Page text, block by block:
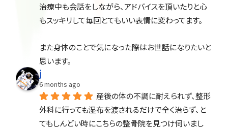
治療中も会話をしながら、アドバイスを頂いたりと心
もスッキリして毎回とてもいい表情に変わってます。
また身体のことで気になった際はお世話になりたいと
思います。
j
6 months ago
産後の体の不調に耐えられず、整形
外科に行っても湿布を渡されるだけで全く治らず、と
てもしんどい時にこちらの整骨院を見つけ伺いまし